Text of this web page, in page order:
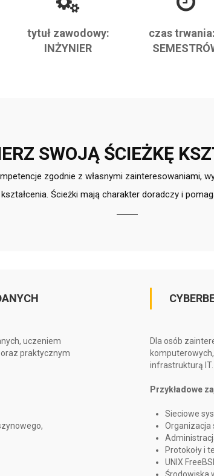
tytuł zawodowy:
INŻYNIER
czas
SWOJĄ ŚCIEŻKĘ
zgodnie z własnymi zainteresowaniami,
Ścieżki mają charakter doradczy i
uczeniem
praktycznym
Dla osób
infrastrukturą IT.
Przykładowe
Sieciowe
Organizacja
Protokoły i
UNIX